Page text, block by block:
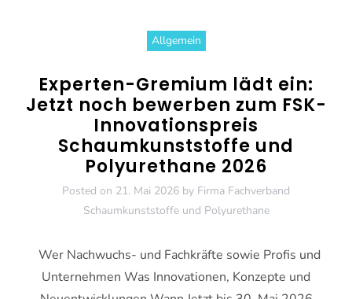
Allgemein
Experten-Gremium lädt ein:
Jetzt noch bewerben zum FSK-
Innovationspreis
Schaumkunststoffe und
Polyurethane 2026
Posted on 21. Mai 2026 by Firma Fachverband
Schaumkunststoffe und Polyurethane
Wer Nachwuchs- und Fachkräfte sowie Profis und
Unternehmen Was Innovationen, Konzepte und